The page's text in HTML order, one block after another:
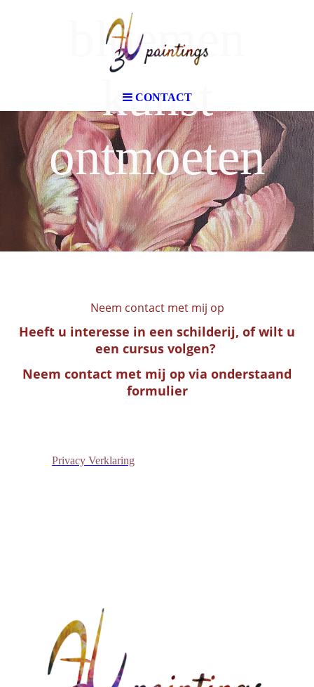
CONTACT
bloemen
kunst
ontmoeten
Neem contact met mij op
Heeft u interesse in een schilderij, of wilt u
een cursus volgen?
Neem contact met mij op via onderstaand
formulier
Privacy Verklaring